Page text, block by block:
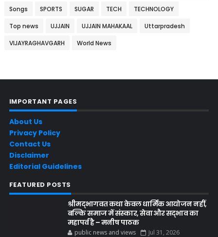
Songs SPORTS SUGAR TECH TECHNOLOGY
Top news UJJAIN UJJAIN MAHAKAAL Uttarpradesh
VIJAYRAGHAVGARH World News
IMPORTANT PAGES
About Us
Privacy Policy
Contact Us
Disclaimer
Editorial Guidelines
FEATURED POSTS
श्रीमद्भागवत कथा केवल धार्मिक आयोजन नहीं,
बल्कि समाज में संस्कार, सेवा और सद्भाव का
महापर्व है – मनीष पाठक
public news and views Jul 31, 2026